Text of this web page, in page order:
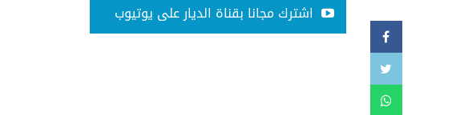
اشترك مجانا بقناة الديار على يوتيوب